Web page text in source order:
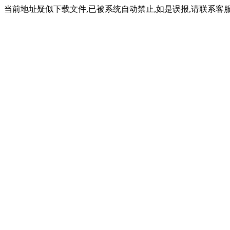
当前地址疑似下载文件,已被系统自动禁止,如是误报,请联系客